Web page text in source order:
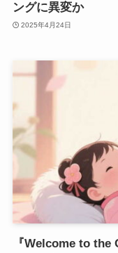
ングに異変か
2025年4月24日
『Welcome to